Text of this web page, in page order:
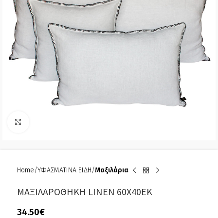
Home ΥΦΑΣΜΑΤΙΝΑ ΕΙΔΗ Μαξιλάρια
MAΞΙΛΑΡΟΘΗΚΗ LINEN 60Χ40ΕΚ
34.50€